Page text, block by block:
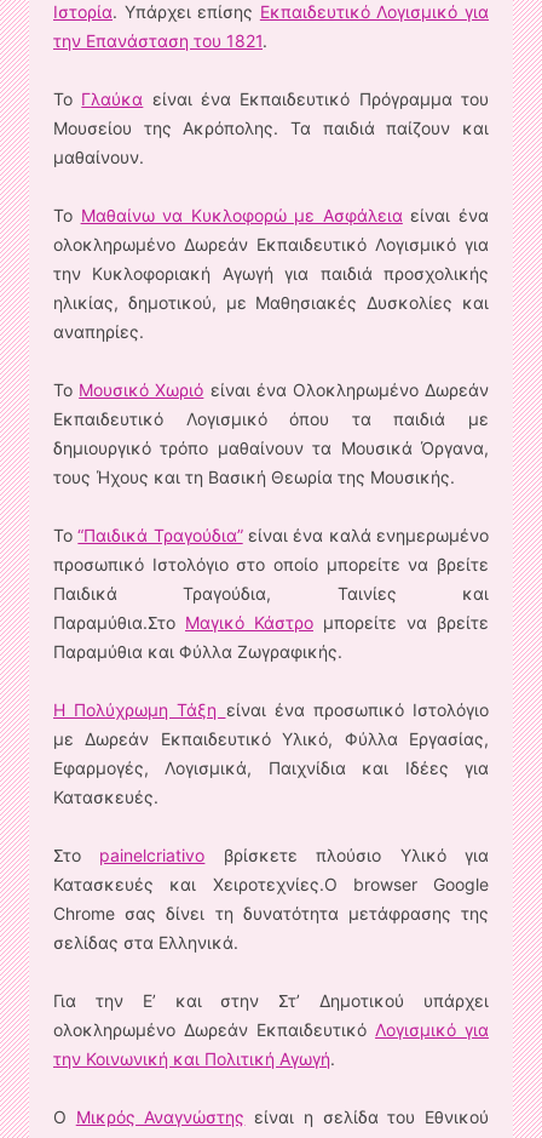
Ιστορία. Υπάρχει επίσης Εκπαιδευτικό Λογισμικό για
την Επανάσταση του 1821.
Το Γλαύκα είναι ένα Εκπαιδευτικό Πρόγραμμα του
Μουσείου της Ακρόπολης. Τα παιδιά παίζουν και
μαθαίνουν.
Το Μαθαίνω να Κυκλοφορώ με Ασφάλεια είναι ένα
ολοκληρωμένο Δωρεάν Εκπαιδευτικό Λογισμικό για
την Κυκλοφοριακή Αγωγή για παιδιά προσχολικής
ηλικίας, δημοτικού, με Μαθησιακές Δυσκολίες και
αναπηρίες.
Το Μουσικό Χωριό είναι ένα Ολοκληρωμένο Δωρεάν
Εκπαιδευτικό Λογισμικό όπου τα παιδιά με
δημιουργικό τρόπο μαθαίνουν τα Μουσικά Όργανα,
τους Ήχους και τη Βασική Θεωρία της Μουσικής.
Το“Παιδικά Τραγούδια”είναι ένα καλά ενημερωμένο
προσωπικό Ιστολόγιο στο οποίο μπορείτε να βρείτε
Παιδικά Τραγούδια, Ταινίες και
Παραμύθια.Στο Μαγικό Κάστρο μπορείτε να βρείτε
Παραμύθια και Φύλλα Ζωγραφικής.
Η Πολύχρωμη Τάξη είναι ένα προσωπικό Ιστολόγιο
με Δωρεάν Εκπαιδευτικό Υλικό, Φύλλα Εργασίας,
Εφαρμογές, Λογισμικά, Παιχνίδια και Ιδέες για
Κατασκευές.
Στο painelcriativo βρίσκετε πλούσιο Υλικό για
Κατασκευές και Χειροτεχνίες.Ο browser Google
Chrome σας δίνει τη δυνατότητα μετάφρασης της
σελίδας στα Ελληνικά.
Για την Ε’ και στην Στ’ Δημοτικού υπάρχει
ολοκληρωμένο Δωρεάν Εκπαιδευτικό Λογισμικό για
την Κοινωνική και Πολιτική Αγωγή.
Ο Μικρός Αναγνώστης είναι η σελίδα του Εθνικού